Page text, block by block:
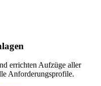
errichten Aufzüge aller
Anforderungsprofile.